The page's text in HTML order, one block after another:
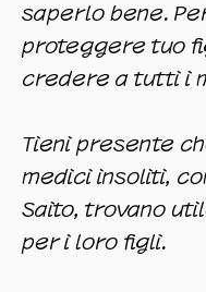
saperlo bene.
proteggere tuo
credere a tutti i
Tieni presente
medici insoliti,
Saito, trovano
per i loro figli.